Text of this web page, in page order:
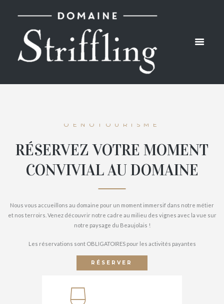
OENOTOURISME
RÉSERVEZ VOTRE MOMENT
CONVIVIAL AU DOMAINE
Nous vous accueillons au domaine pour un moment immersif dans notre métier
et nos terroirs. Venez découvrir notre cadre au milieu des vignes avec la vue sur
notre paysage du Beaujolais !
Les réservations sont OBLIGATOIRES pour les activités payantes
RÉSERVER